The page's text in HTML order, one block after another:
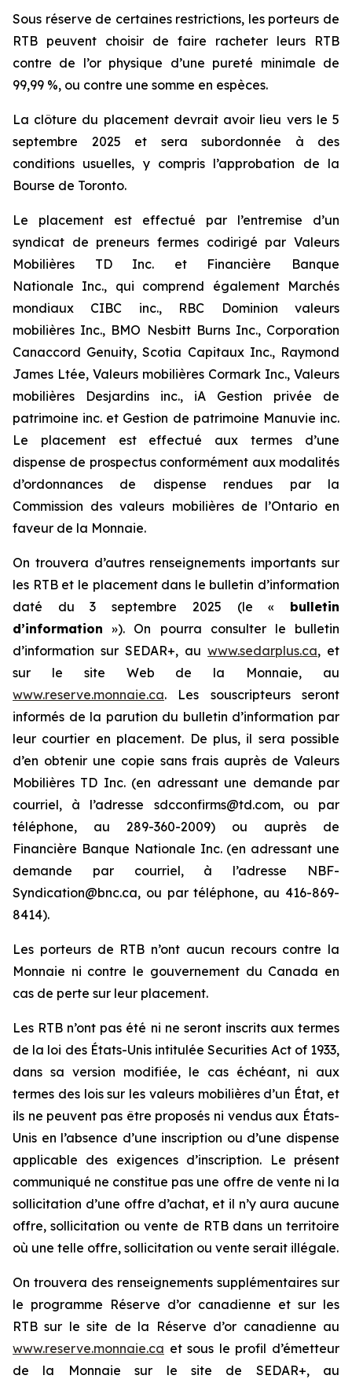
Sous réserve de certaines restrictions, les porteurs de
RTB peuvent choisir de faire racheter leurs RTB
contre de l’or physique d’une pureté minimale de
99,99 %, ou contre une somme en espèces.
La clôture du placement devrait avoir lieu vers le 5
septembre 2025 et sera subordonnée à des
conditions usuelles, y compris l’approbation de la
Bourse de Toronto.
Le placement est effectué par l’entremise d’un
syndicat de preneurs fermes codirigé par Valeurs
Mobilières TD Inc. et Financière Banque
Nationale Inc., qui comprend également Marchés
mondiaux CIBC inc., RBC Dominion valeurs
mobilières Inc., BMO Nesbitt Burns Inc., Corporation
Canaccord Genuity, Scotia Capitaux Inc., Raymond
James Ltée, Valeurs mobilières Cormark Inc., Valeurs
mobilières Desjardins inc., iA Gestion privée de
patrimoine inc. et Gestion de patrimoine Manuvie inc.
Le placement est effectué aux termes d’une
dispense de prospectus conformément aux modalités
d’ordonnances de dispense rendues par la
Commission des valeurs mobilières de l’Ontario en
faveur de la Monnaie.
On trouvera d’autres renseignements importants sur
les RTB et le placement dans le bulletin d’information
daté du 3 septembre 2025 (le « bulletin
d’information »). On pourra consulter le bulletin
d’information sur SEDAR+, au www.sedarplus.ca, et
sur le site Web de la Monnaie, au
www.reserve.monnaie.ca. Les souscripteurs seront
informés de la parution du bulletin d’information par
leur courtier en placement. De plus, il sera possible
d’en obtenir une copie sans frais auprès de Valeurs
Mobilières TD Inc. (en adressant une demande par
courriel, à l’adresse sdcconfirms@td.com, ou par
téléphone, au 289-360-2009) ou auprès de
Financière Banque Nationale Inc. (en adressant une
demande par courriel, à l’adresse NBF-
Syndication@bnc.ca, ou par téléphone, au 416-869-
8414).
Les porteurs de RTB n’ont aucun recours contre la
Monnaie ni contre le gouvernement du Canada en
cas de perte sur leur placement.
Les RTB n’ont pas été ni ne seront inscrits aux termes
de la loi des États-Unis intituléeSecurities Act of 1933,
dans sa version modifiée, le cas échéant, ni aux
termes des lois sur les valeurs mobilières d’un État, et
ils ne peuvent pas être proposés ni vendus aux États-
Unis en l’absence d’une inscription ou d’une dispense
applicable des exigences d’inscription. Le présent
communiqué ne constitue pas une offre de vente ni la
sollicitation d’une offre d’achat, et il n’y aura aucune
offre, sollicitation ou vente de RTB dans un territoire
où une telle offre, sollicitation ou vente serait illégale.
On trouvera des renseignements supplémentaires sur
le programme Réserve d’or canadienne et sur les
RTB sur le site de la Réserve d’or canadienne au
www.reserve.monnaie.ca et sous le profil d’émetteur
de la Monnaie sur le site de SEDAR+, au